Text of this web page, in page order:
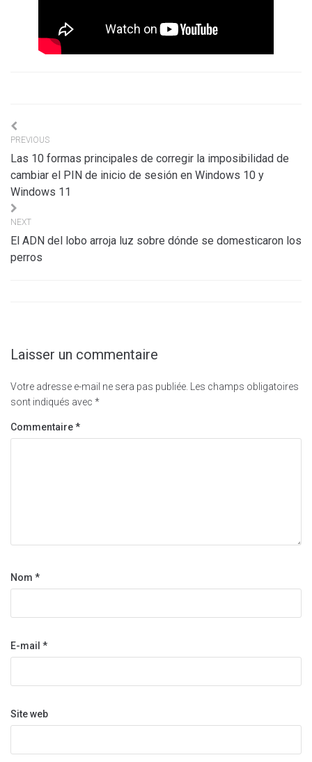
Navigation
de
l’article
PREVIOUS
Las 10 formas principales de corregir la imposibilidad de
cambiar el PIN de inicio de sesión en Windows 10 y
Windows 11
NEXT
El ADN del lobo arroja luz sobre dónde se domesticaron los
perros
Laisser un commentaire
Votre adresse e-mail ne sera pas publiée.
Les champs obligatoires
sont indiqués avec *
Commentaire*
Nom *
E-mail *
Site web